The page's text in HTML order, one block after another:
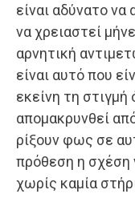
είναι αδύνατο
να χρειαστεί
αρνητική
είναι αυτό που
εκείνη τη
απομακρυνθεί
ρίξουν φως σε
πρόθεση η σχέση
χωρίς καμία